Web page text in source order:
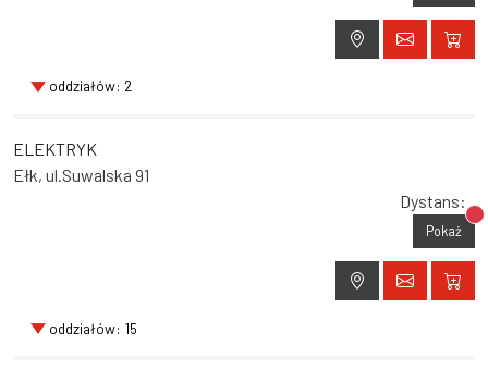
oddziałów: 2
ELEKTRYK
Ełk, ul.Suwalska 91
Dystans:
Pokaż
oddziałów: 15